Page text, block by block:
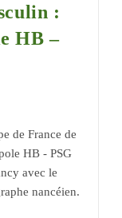
:
HB –
de France de
HB - PSG
avec le
nancéien.